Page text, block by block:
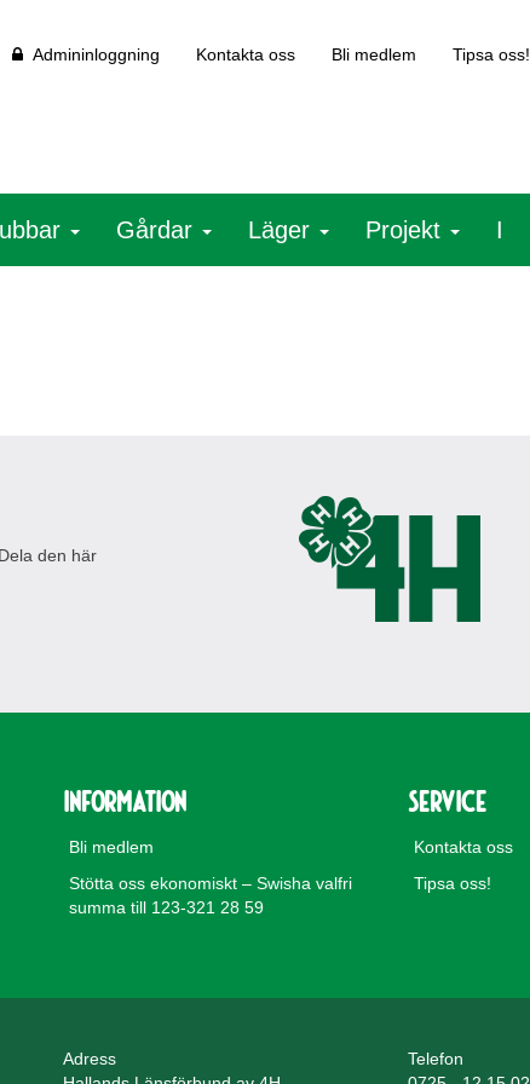
Admininloggning Kontakta oss Bli medlem Tipsa oss!
Gårdar Läger Projekt I
den här
Information
Bli medlem
Stötta oss ekonomiskt – Swisha valfri
summa till 123-321 28 59
Service
Kontakta oss
Tipsa oss!
Adress
Telefon